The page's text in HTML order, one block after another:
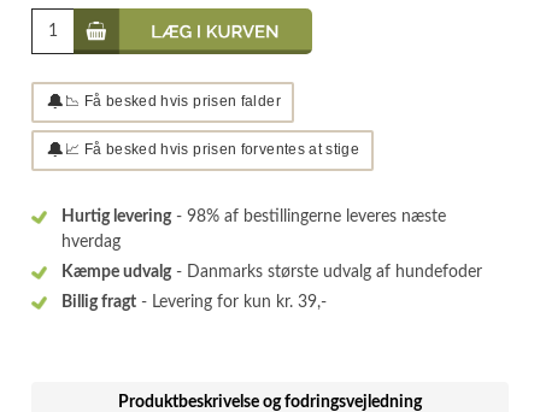
🔔 📉 Få besked hvis prisen falder
🔔 📈 Få besked hvis prisen forventes at stige
Hurtig levering- 98% af bestillingerne leveres næste
hverdag
Kæmpe udvalg- Danmarks største udvalg af hundefoder
Billig fragt - Levering for kun kr. 39,-
Produktbeskrivelse og fodringsvejledning